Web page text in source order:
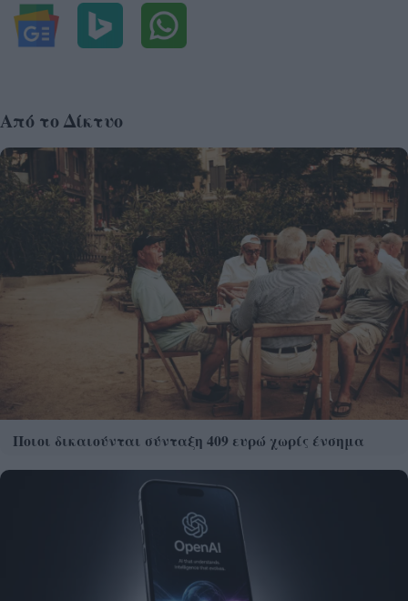
Από το Δίκτυο
Ποιοι δικαιούνται σύνταξη 409 ευρώ χωρίς ένσημα